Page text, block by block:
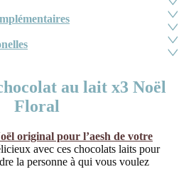
au lait x3 Noël
Floral
original pour l’aesh de votre
avec ces chocolats laits pour
la personne à qui vous voulez